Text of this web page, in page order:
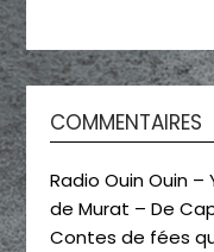
COMMENTAIRES
Radio Ouin Ouin –
de Murat – De
Contes de fées